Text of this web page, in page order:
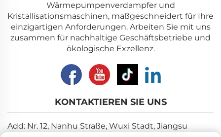
Wärmepumpenverdampfer und
Kristallisationsmaschinen, maßgeschneidert für Ihre
einzigartigen Anforderungen. Arbeiten Sie mit uns
zusammen für nachhaltige Geschäftsbetriebe und
ökologische Exzellenz.
KONTAKTIEREN SIE UNS
Add: Nr. 12, Nanhu Straße, Wuxi Stadt, Jiangsu